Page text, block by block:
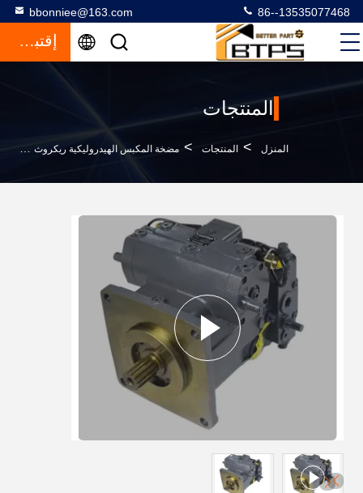
bbonniee@163.com 86--13535077468
إقتباس
المنتجات
المنزل > المنتجات > مضخة المكبس الهيدروليكية ريكروث >